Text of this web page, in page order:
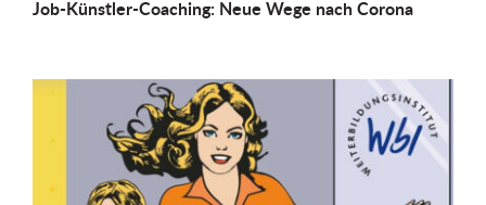
Job-Künstler-Coaching: Neue Wege nach Corona